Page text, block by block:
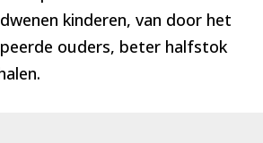
kinderen, van door het
ouders, beter halfstok